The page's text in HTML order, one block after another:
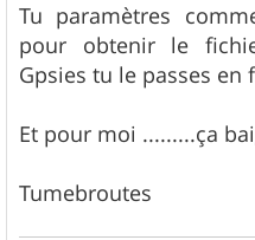
Tu paramètres
pour obtenir le
Gpsies tu le passes en
Et pour moi .........ça
Tumebroutes